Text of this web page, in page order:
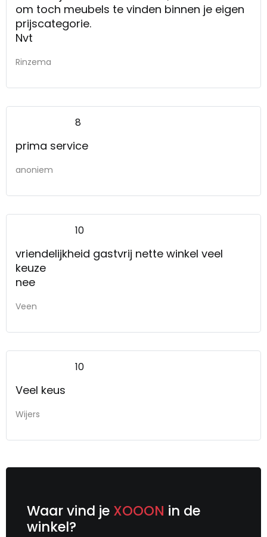
om toch meubels te vinden binnen je eigen
prijscategorie.
Nvt
Rinzema
8
prima service
anoniem
10
vriendelijkheid gastvrij nette winkel veel
keuze
nee
Veen
10
Veel keus
Wijers
Waar vind je XOOON in de
winkel?